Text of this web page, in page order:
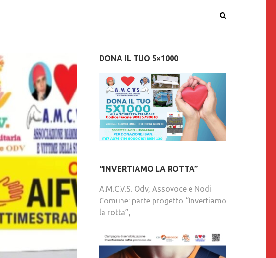
DONA IL TUO 5×1000
“INVERTIAMO LA ROTTA”
A.M.C.V.S. Odv, Assovoce e Nodi
Comune: parte progetto “Invertiamo
la rotta”,